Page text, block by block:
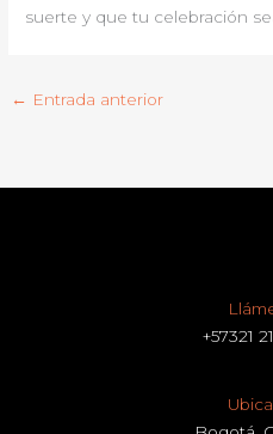
suerte y que tu celebración
← Entrada anterior
+57321